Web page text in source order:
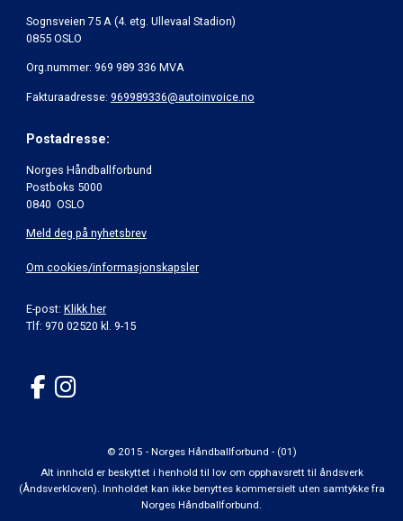
Sognsveien 75 A (4. etg. Ullevaal Stadion)
0855 OSLO
Org.nummer: 969 989 336 MVA
Fakturaadresse: 969989336@autoinvoice.no
Postadresse:
Norges Håndballforbund
Postboks 5000
0840 OSLO
Meld deg på nyhetsbrev
Om cookies/informasjonskapsler
E-post: Klikk her
Tlf: 970 02520 kl. 9-15
© 2015 - Norges Håndballforbund - (01)
Alt innhold er beskyttet i henhold til lov om opphavsrett til åndsverk
(Åndsverkloven). Innholdet kan ikke benyttes kommersielt uten samtykke fra
Norges Håndballforbund.